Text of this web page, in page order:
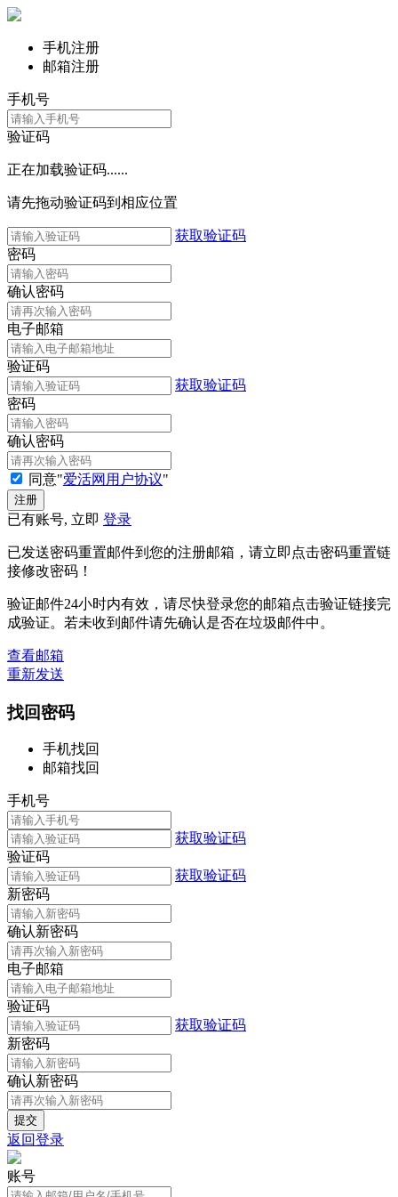
手机注册
邮箱注册
手机号
验证码
正在加载验证码......
请先拖动验证码到相应位置
获取验证码
密码
确认密码
电子邮箱
验证码
获取验证码
密码
确认密码
同意"爱活网用户协议"
已有账号, 立即 登录
已发送密码重置邮件到您的注册邮箱，请立即点击密码重置链
接修改密码！
验证邮件24小时内有效，请尽快登录您的邮箱点击验证链接完
成验证。若未收到邮件请先确认是否在垃圾邮件中。
查看邮箱
重新发送
找回密码
手机找回
邮箱找回
手机号
获取验证码
验证码
获取验证码
新密码
确认新密码
电子邮箱
验证码
获取验证码
新密码
确认新密码
返回登录
账号